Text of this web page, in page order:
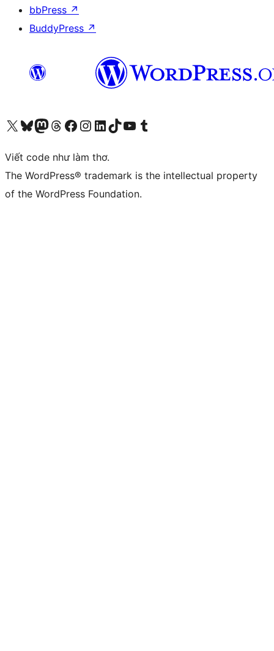
bbPress ↗
BuddyPress ↗
Truy cập tài khoản X (trước đây là Twitter) của chúng tôiVisit our Bluesky account
Visit our Mastodon account
Visit our Threads account
Xem trang Facebook của chúng tôiTruy cập tài khoản Instagram của chúng tôiTruy cập tài khoản LinkedIn của chúng tôiVisit our TikTok account
Truy cập kênh YouTube của chúng tôi Visit our Tumblr account
Viết code như làm thơ.
The WordPress® trademark is the intellectual property
of the WordPress Foundation.